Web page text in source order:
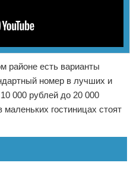
районе есть варианты
номер в лучших и
000 рублей до 20 000
гостиницах стоят